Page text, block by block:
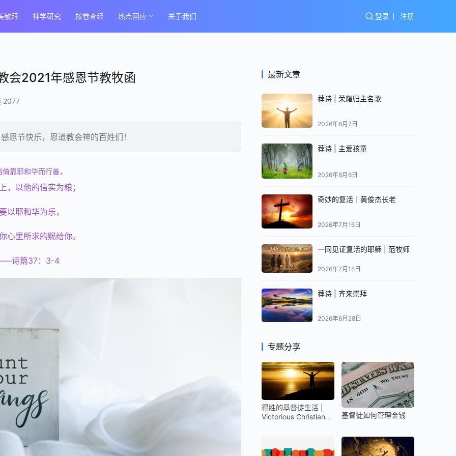
敬拜 神学研究 按卷查经 热点回应 关于我们 登录 注册
2021年感恩节教牧函
2077
恩节快乐，恩道教会神的百姓们！
倚靠耶和华而行善，
，以他的信实为粮；
以耶和华为乐，
心里所求的赐给你。
诗篇37：3-4
最新文章
荐诗 | 荣耀归主名歌
2026年8月7日
荐诗 | 主爱孩童
2026年8月6日
奇妙的复活｜黄俊杰长老
2026年7月16日
一同见证复活的耶稣 | 范牧师
2026年7月15日
荐诗 | 齐来崇拜
2026年6月28日
专题分享
得胜的基督徒生活 |
Victorious Christian
基督徒如何管理金钱